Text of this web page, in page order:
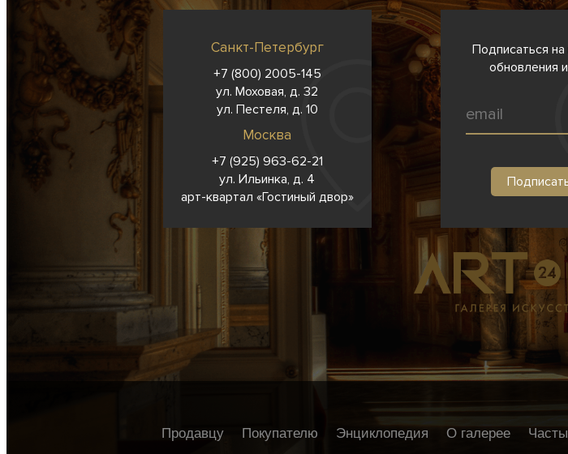
Санкт-Петербург
+7 (800) 2005-145
ул. Моховая, д. 32
ул. Пестеля, д. 10
Москва
+7 (925) 963-62-21
ул. Ильинка, д. 4
арт-квартал «Гостиный двор»
Подписаться на
обновления
Продавцу Покупателю Энциклопедия О галерее